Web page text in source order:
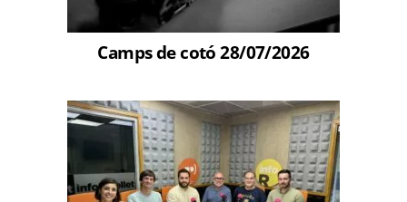
Camps de cotó 28/07/2026